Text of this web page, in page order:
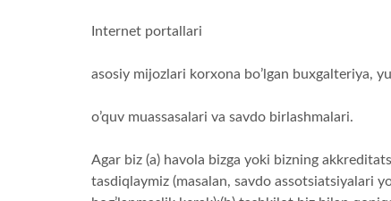
Internet portallari
asosiy mijozlari korxona bo’lgan buxgalteriya,
o’quv muassasalari va savdo birlashmalari.
Agar biz (a) havola bizga yoki bizning
tasdiqlaymiz (masalan, savdo assotsiatsiyalari